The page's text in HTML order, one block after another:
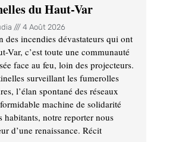
du Haut-Var
4 Août 2026
des incendies dévastateurs qui ont
Var, c’est toute une communauté
face au feu, loin des projecteurs.
surveillant les fumerolles
l’élan spontané des réseaux
machine de solidarité
habitants, notre reporter nous
d’une renaissance. Récit